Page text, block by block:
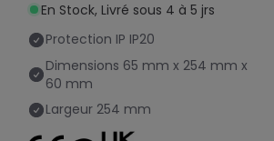
En Stock, Livré sous 4 à 5 jrs
Protection IP IP20
Dimensions 65 mm x 254 mm x
60 mm
Largeur 254 mm